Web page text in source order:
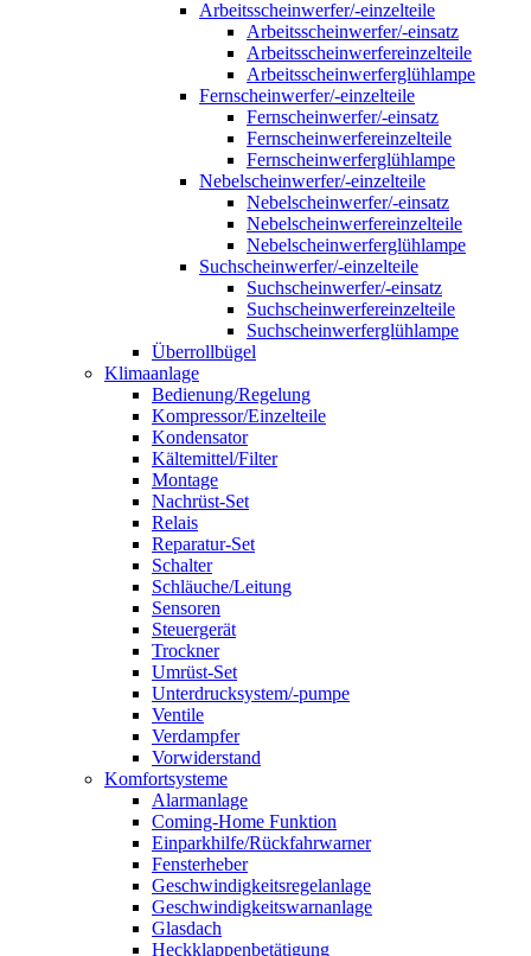
Arbeitsscheinwerfer/-einzelteile
Arbeitsscheinwerfer/-einsatz
Arbeitsscheinwerfereinzelteile
Arbeitsscheinwerferglühlampe
Fernscheinwerfer/-einzelteile
Fernscheinwerfer/-einsatz
Fernscheinwerfereinzelteile
Fernscheinwerferglühlampe
Nebelscheinwerfer/-einzelteile
Nebelscheinwerfer/-einsatz
Nebelscheinwerfereinzelteile
Nebelscheinwerferglühlampe
Suchscheinwerfer/-einzelteile
Suchscheinwerfer/-einsatz
Suchscheinwerfereinzelteile
Suchscheinwerferglühlampe
Überrollbügel
Klimaanlage
Bedienung/Regelung
Kompressor/Einzelteile
Kondensator
Kältemittel/Filter
Montage
Nachrüst-Set
Relais
Reparatur-Set
Schalter
Schläuche/Leitung
Sensoren
Steuergerät
Trockner
Umrüst-Set
Unterdrucksystem/-pumpe
Ventile
Verdampfer
Vorwiderstand
Komfortsysteme
Alarmanlage
Coming-Home Funktion
Einparkhilfe/Rückfahrwarner
Fensterheber
Geschwindigkeitsregelanlage
Geschwindigkeitswarnanlage
Glasdach
Heckklappenbetätigung